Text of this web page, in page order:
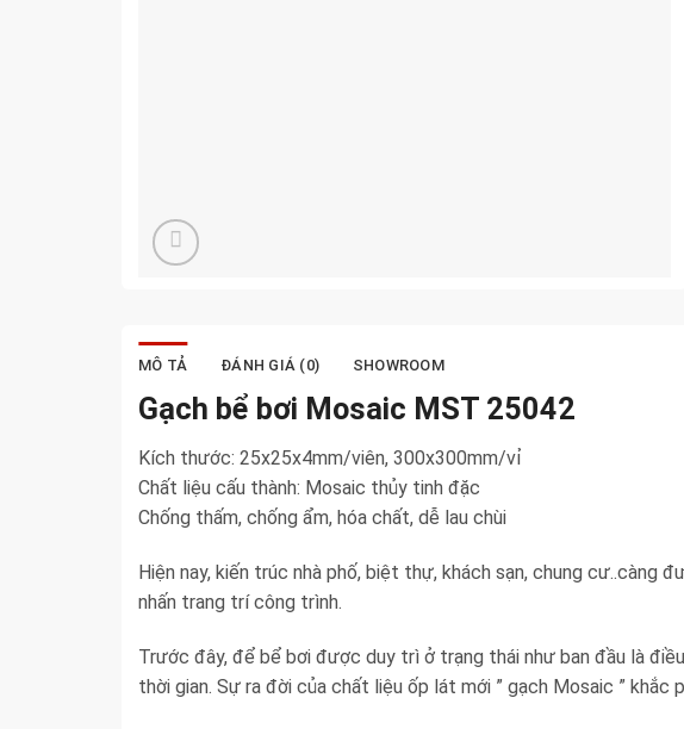
MÔ TẢ ĐÁNH GIÁ (0) SHOWROOM
Gạch bể bơi Mosaic MST 25042
Kích thước: 25x25x4mm/viên, 300x300mm/vỉ
Chất liệu cấu thành: Mosaic thủy tinh đặc
Chống thấm, chống ẩm, hóa chất, dễ lau chùi
Hiện nay, kiến trúc nhà phố, biệt thự, khách sạn, chung cư..càng
nhấn trang trí công trình.
Trước đây, để bể bơi được duy trì ở trạng thái như ban đầu là
thời gian. Sự ra đời của chất liệu ốp lát mới ” gạch Mosaic ”